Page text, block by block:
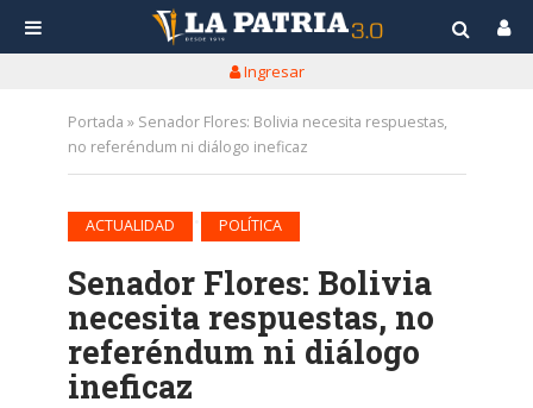
Ingresar
Portada » Senador Flores: Bolivia necesita respuestas,
no referéndum ni diálogo ineficaz
ACTUALIDAD POLÍTICA
Senador Flores: Bolivia
necesita respuestas, no
referéndum ni diálogo
ineficaz